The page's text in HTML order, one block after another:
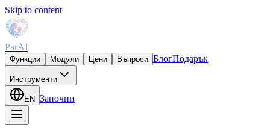
Skip to content
ParAI
Функции Модули Цени Въпроси БлогПодарък
Инструменти
EN Започни